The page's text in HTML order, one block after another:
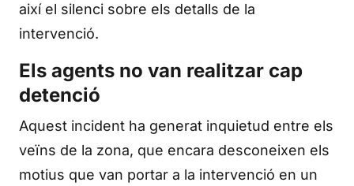
així el silenci sobre els detalls de la
intervenció.
Els agents no van realitzar cap
detenció
Aquest incident ha generat inquietud entre els
veïns de la zona, que encara desconeixen els
motius que van portar a la intervenció en un